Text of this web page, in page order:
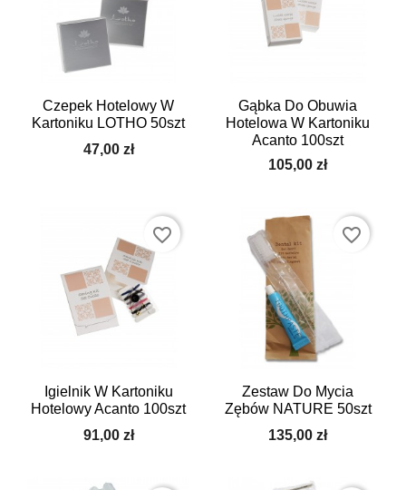
Czepek Hotelowy W
Kartoniku LOTHO 50szt
47,00 zł
Gąbka Do Obuwia
Hotelowa W Kartoniku
Acanto 100szt
105,00 zł
Igielnik W Kartoniku
Hotelowy Acanto 100szt
91,00 zł
favorite_border
Zestaw Do Mycia
Zębów NATURE 50szt
135,00 zł
favorite_border